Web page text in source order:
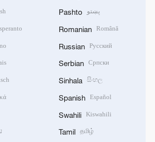
Pashto پښتو
Romanian Română
Russian Русский
Serbian Српски
Sinhala සිංහල
Spanish Español
Swahili Kiswahili
Tamil தமிழ்